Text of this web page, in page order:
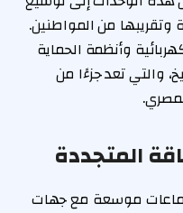
وتقريبها من المواطنين.
وأنظمة الحماية
والتي تعد جزءًا من
المتجددة
موسعة مع جهات